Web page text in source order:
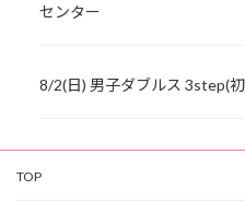
センター
8/2(日) 男子ダブルス 3step(
TOP